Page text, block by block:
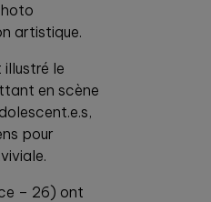
artistique.
illustré le
en scène
pour
– 26) ont